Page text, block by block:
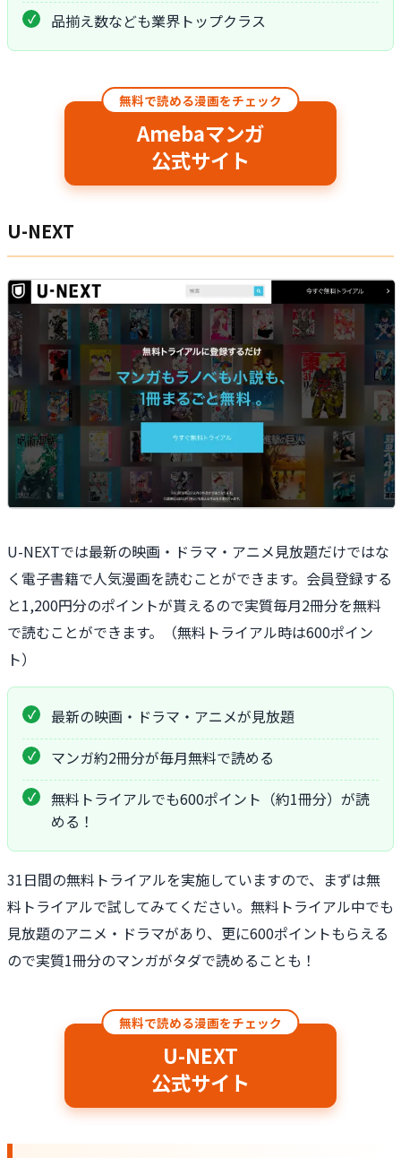
品揃え数なども業界トップクラス
無料で読める漫画をチェック
Amebaマンガ
公式サイト
U-NEXT
U-NEXTでは最新の映画・ドラマ・アニメ見放題だけではな
く電子書籍で人気漫画を読むことができます。会員登録する
と1,200円分のポイントが貰えるので実質毎月2冊分を無料
で読むことができます。（無料トライアル時は600ポイン
ト）
最新の映画・ドラマ・アニメが見放題
マンガ約2冊分が毎月無料で読める
無料トライアルでも600ポイント（約1冊分）が読
める！
31日間の無料トライアルを実施していますので、まずは無
料トライアルで試してみてください。無料トライアル中でも
見放題のアニメ・ドラマがあり、更に600ポイントもらえる
ので実質1冊分のマンガがタダで読めることも！
無料で読める漫画をチェック
U-NEXT
公式サイト